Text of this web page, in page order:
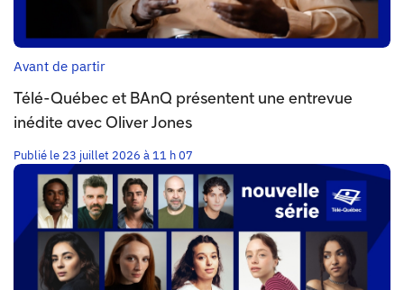
Avant de partir
Télé-Québec et BAnQ présentent une entrevue
inédite avec Oliver Jones
Publié le 23 juillet 2026 à 11 h 07